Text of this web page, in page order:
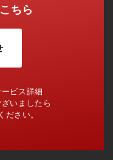
ちら
ビス詳細
いましたら
ださい。